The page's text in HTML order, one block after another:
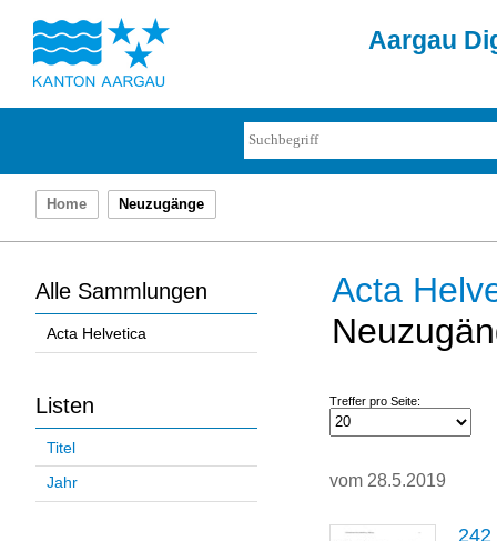
Aargau
Home Neuzugänge
Alle Sammlungen
Acta Helvetica
Listen
Titel
Jahr
Acta
Treffer pro Seite:
vom 28.5.2019